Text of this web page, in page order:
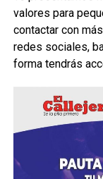
valores para
contactar con
redes sociales,
forma tendrás